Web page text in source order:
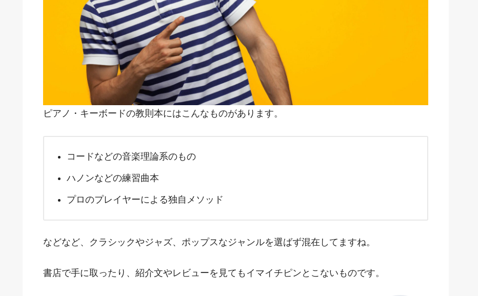
ピアノ・キーボードの教則本にはこんなものがあります。
コードなどの音楽理論系のもの
ハノンなどの練習曲本
プロのプレイヤーによる独自メソッド
などなど、クラシックやジャズ、ポップスなジャンルを選ばず混在してますね。
書店で手に取ったり、紹介文やレビューを見てもイマイチピンとこないものです。